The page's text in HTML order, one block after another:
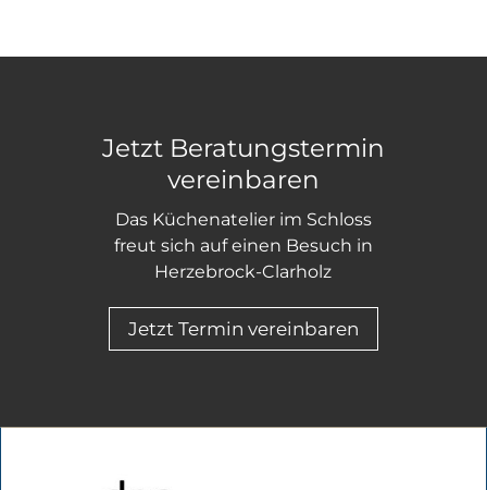
Jetzt Beratungstermin
vereinbaren
Das Küchenatelier im Schloss
freut sich auf einen Besuch in
Herzebrock-Clarholz
Jetzt Termin vereinbaren